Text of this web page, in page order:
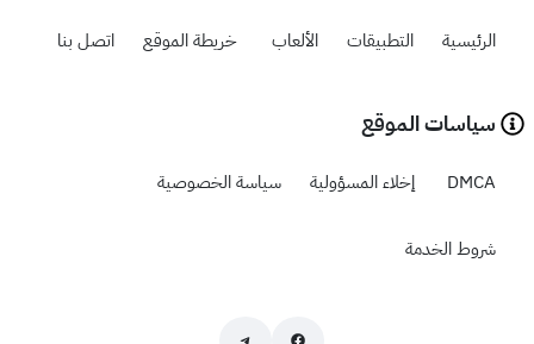
الرئيسية التطبيقات الألعاب خريطة الموقع اتصل بنا
سياسات الموقع
DMCA إخلاء المسؤولية سياسة الخصوصية
شروط الخدمة